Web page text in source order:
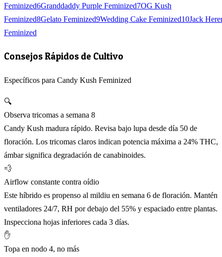
Feminized6Granddaddy Purple Feminized7OG Kush
Feminized8Gelato Feminized9Wedding Cake Feminized10Jack
Feminized
Consejos Rápidos de Cultivo
Específicos para Candy Kush Feminized
🔍
Observa tricomas a semana 8
Candy Kush madura rápido. Revisa bajo lupa desde día 50 de
floración. Los tricomas claros indican potencia máxima a 24% THC,
ámbar significa degradación de canabinoides.
💨
Airflow constante contra oídio
Este híbrido es propenso al mildiu en semana 6 de floración. Mantén
ventiladores 24/7, RH por debajo del 55% y espaciado entre plantas.
Inspecciona hojas inferiores cada 3 días.
✋
Topa en nodo 4, no más